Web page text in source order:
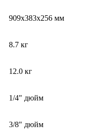
909x383x256 мм
8.7 кг
12.0 кг
1/4" дюйм
3/8" дюйм